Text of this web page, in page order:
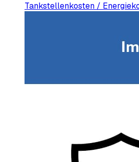
Tankstellenkosten /